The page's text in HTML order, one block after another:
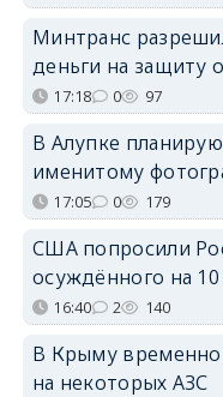
Минтранс
деньги на защиту
17:18 0 97
В Алупке
именитому
17:05 0 179
США попросили
осуждённого на
16:40 2 140
В Крыму временно
на некоторых АЗС